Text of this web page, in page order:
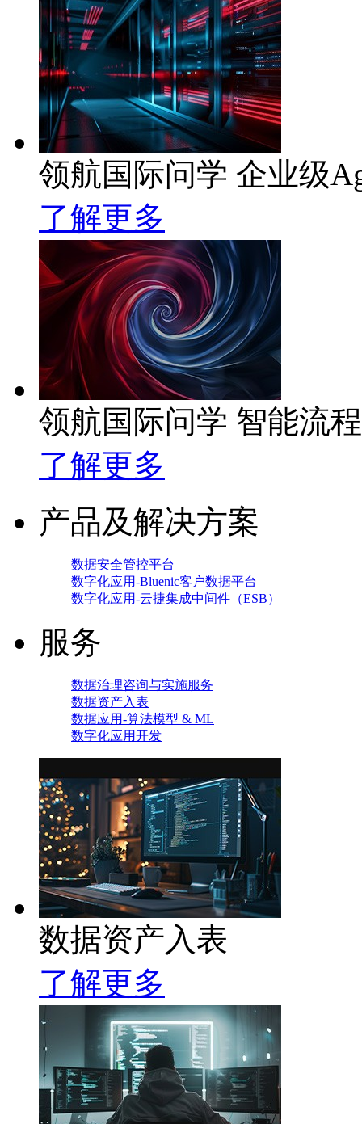
领航国际问学 企业级
了解更多
领航国际问学 智能流
了解更多
产品及解决方案
数据安全管控平台
数字化应用-Bluenic客户数据平台
数字化应用-云捷集成中间件（ESB）
服务
数据治理咨询与实施服务
数据资产入表
数据应用-算法模型 & ML
数字化应用开发
数据资产入表
了解更多